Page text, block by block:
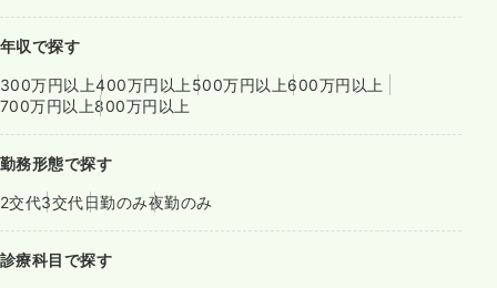
年収で探す
300万円以上400万円以上 500万円以上600万円以上
700万円以上800万円以上
勤務形態で探す
2交代3交代日勤のみ夜勤のみ
診療科目で探す